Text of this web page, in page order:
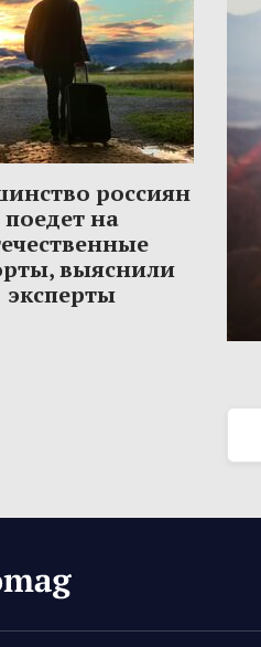
россиян
поедет на
выяснили
эксперты